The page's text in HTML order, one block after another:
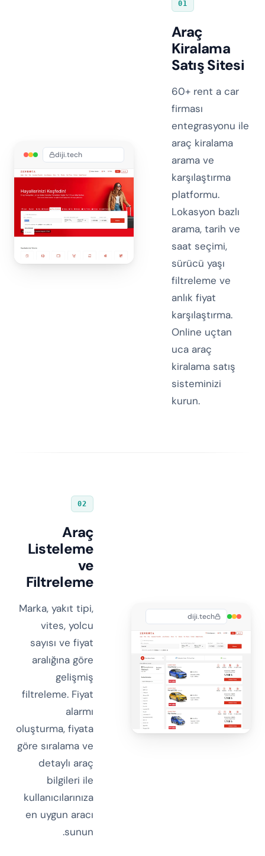
diji.tech
01
Araç
Kiralama
Satış Sitesi
60+ rent a car
firması
entegrasyonu ile
araç kiralama
arama ve
karşılaştırma
platformu.
Lokasyon bazlı
arama, tarih ve
saat seçimi,
sürücü yaşı
filtreleme ve
anlık fiyat
karşılaştırma.
Online uçtan
uca araç
kiralama satış
sisteminizi
kurun.
diji.tech
02
Araç
Listeleme
ve
Filtreleme
Marka, yakıt tipi,
vites, yolcu
sayısı ve fiyat
aralığına göre
gelişmiş
filtreleme. Fiyat
alarmı
oluşturma, fiyata
göre sıralama ve
detaylı araç
bilgileri ile
kullanıcılarınıza
en uygun aracı
sunun.